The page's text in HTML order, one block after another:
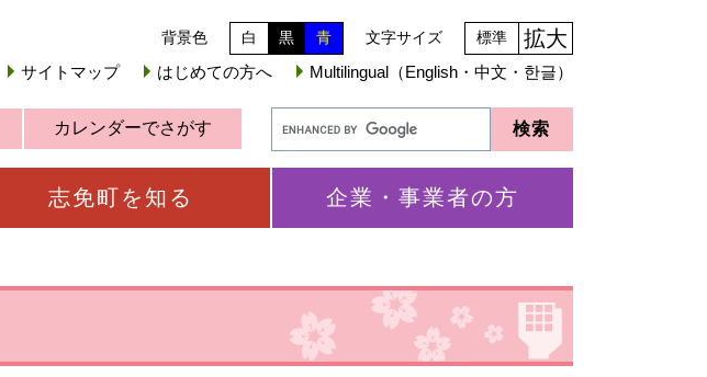
背景色 白 黒 青 文字サイズ 標準 拡大
サイトマップ はじめての方へ Multilingual（English・中文・한글）
カレンダーでさがす
志免町を知る 企業・事業者の方